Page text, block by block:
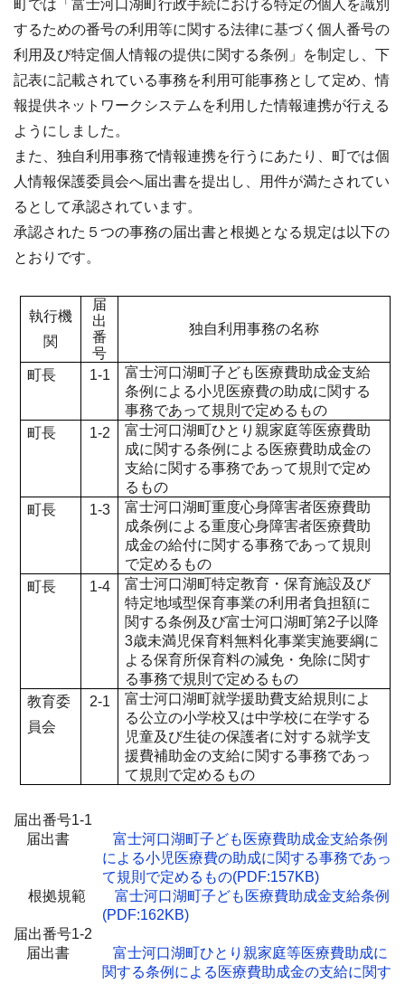
町では「富士河口湖町行政手続における特定の個人を識別
するための番号の利用等に関する法律に基づく個人番号の
利用及び特定個人情報の提供に関する条例」を制定し、下
記表に記載されている事務を利用可能事務として定め、情
報提供ネットワークシステムを利用した情報連携が行える
ようにしました。
また、独自利用事務で情報連携を行うにあたり、町では個
人情報保護委員会へ届出書を提出し、用件が満たされてい
るとして承認されています。
承認された５つの事務の届出書と根拠となる規定は以下の
とおりです。
執行機
関
届
出
番
号
独自利用事務の名称
町長 1-1
富士河口湖町子ども医療費助成金支給
条例による小児医療費の助成に関する
事務であって規則で定めるもの
町長
1-2
富士河口湖町ひとり親家庭等医療費助
成に関する条例による医療費助成金の
支給に関する事務であって規則で定め
るもの
町長
1-3
富士河口湖町重度心身障害者医療費助
成条例による重度心身障害者医療費助
成金の給付に関する事務であって規則
で定めるもの
町長
1-4
富士河口湖町特定教育・保育施設及び
特定地域型保育事業の利用者負担額に
関する条例及び富士河口湖町第2子以降
3歳未満児保育料無料化事業実施要綱に
よる保育所保育料の減免・免除に関す
る事務で規則で定めるもの
教育委
員会
2-1
富士河口湖町就学援助費支給規則によ
る公立の小学校又は中学校に在学する
児童及び生徒の保護者に対する就学支
援費補助金の支給に関する事務であっ
て規則で定めるもの
届出番号1-1
届出書 富士河口湖町子ども医療費助成金支給条例
による小児医療費の助成に関する事務であっ
て規則で定めるもの(PDF:157KB)
根拠規範 富士河口湖町子ども医療費助成金支給条例
(PDF:162KB)
届出番号1-2
届出書 富士河口湖町ひとり親家庭等医療費助成に
関する条例による医療費助成金の支給に関す